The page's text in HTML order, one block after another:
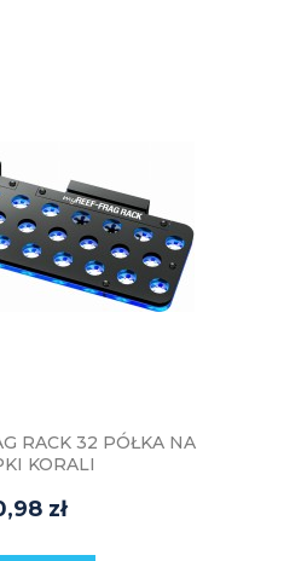
RACK 32 PÓŁKA NA
KORALI
zł